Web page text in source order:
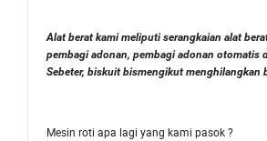
Alat berat kami meliputi serangkaian alat
pembagi adonan, pembagi adonan otomatis
Sebeter, biskuit bismengikut menghilangkan
Mesin roti apa lagi yang kami pasok ?